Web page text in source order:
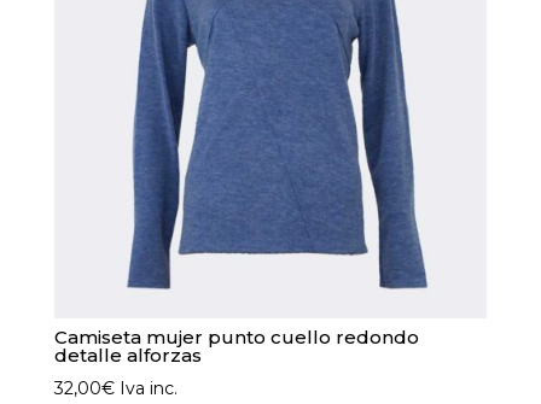
Camiseta mujer punto cuello redondo
detalle alforzas
32,00€ Iva inc.